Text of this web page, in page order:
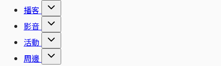
播客
影音
活動
周邊